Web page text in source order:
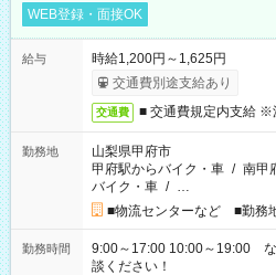
WEB登録・面接OK
給与
時給1,200円～1,625円
交通費別途支給あり
交通費 ■ 交通費規定内支給 ※
勤務地
山梨県甲府市
甲府駅からバイク・車 / 南甲
バイク・車 / …
■物流センターなど ■勤務
勤務時間
9:00～17:00 10:00～19:00 など ■ 他の時間帯もお気軽
談ください！